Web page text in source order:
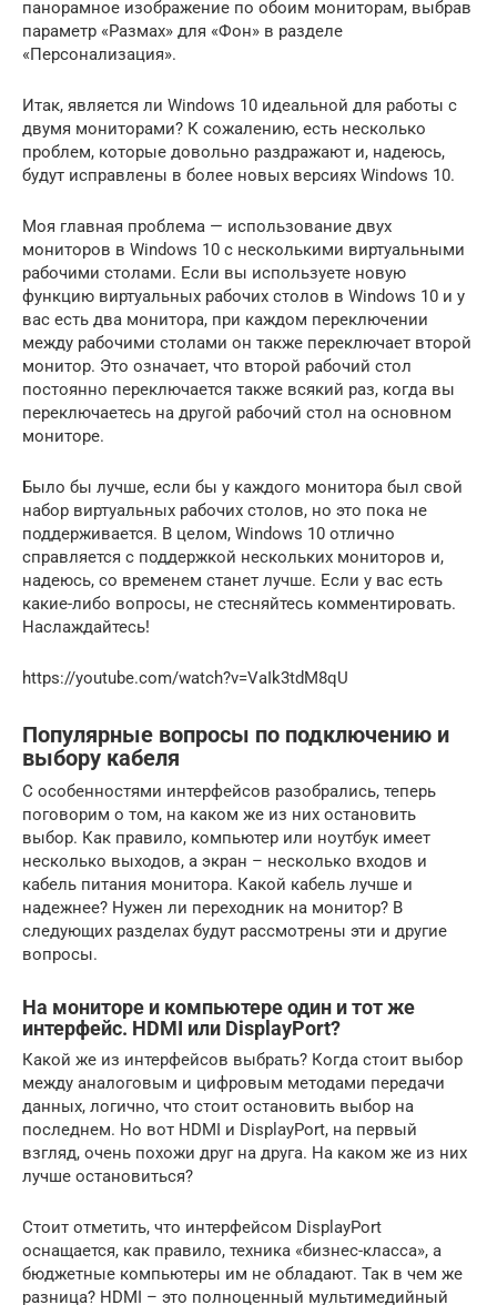
панорамное изображение по обоим мониторам, выбрав
параметр «Размах» для «Фон» в разделе
«Персонализация».
Итак, является ли Windows 10 идеальной для работы с
двумя мониторами? К сожалению, есть несколько
проблем, которые довольно раздражают и, надеюсь,
будут исправлены в более новых версиях Windows 10.
Моя главная проблема — использование двух
мониторов в Windows 10 с несколькими виртуальными
рабочими столами. Если вы используете новую
функцию виртуальных рабочих столов в Windows 10 и у
вас есть два монитора, при каждом переключении
между рабочими столами он также переключает второй
монитор. Это означает, что второй рабочий стол
постоянно переключается также всякий раз, когда вы
переключаетесь на другой рабочий стол на основном
мониторе.
Было бы лучше, если бы у каждого монитора был свой
набор виртуальных рабочих столов, но это пока не
поддерживается. В целом, Windows 10 отлично
справляется с поддержкой нескольких мониторов и,
надеюсь, со временем станет лучше. Если у вас есть
какие-либо вопросы, не стесняйтесь комментировать.
Наслаждайтесь!
https://youtube.com/watch?v=VaIk3tdM8qU
Популярные вопросы по подключению и
выбору кабеля
С особенностями интерфейсов разобрались, теперь
поговорим о том, на каком же из них остановить
выбор. Как правило, компьютер или ноутбук имеет
несколько выходов, а экран – несколько входов и
кабель питания монитора. Какой кабель лучше и
надежнее? Нужен ли переходник на монитор? В
следующих разделах будут рассмотрены эти и другие
вопросы.
На мониторе и компьютере один и тот же
интерфейс. HDMI или DisplayPort?
Какой же из интерфейсов выбрать? Когда стоит выбор
между аналоговым и цифровым методами передачи
данных, логично, что стоит остановить выбор на
последнем. Но вот HDMI и DisplayPort, на первый
взгляд, очень похожи друг на друга. На каком же из них
лучше остановиться?
Стоит отметить, что интерфейсом DisplayPort
оснащается, как правило, техника «бизнес-класса», а
бюджетные компьютеры им не обладают. Так в чем же
разница? HDMI – это полноценный мультимедийный